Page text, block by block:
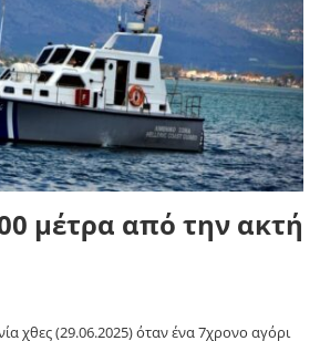
μέτρα από την ακτή
χθες (29.06.2025) όταν ένα 7χρονο αγόρι